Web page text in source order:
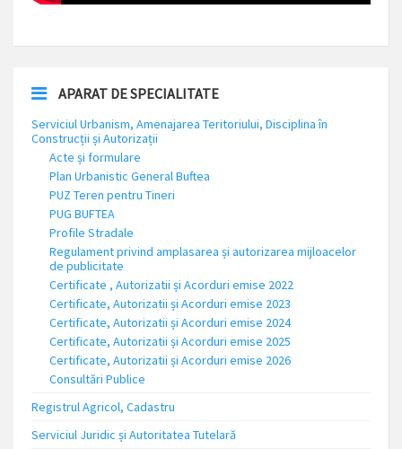
APARAT DE SPECIALITATE
Serviciul Urbanism, Amenajarea Teritoriului, Disciplina în
Construcții și Autorizații
Acte și formulare
Plan Urbanistic General Buftea
PUZ Teren pentru Tineri
PUG BUFTEA
Profile Stradale
Regulament privind amplasarea și autorizarea mijloacelor
de publicitate
Certificate , Autorizatii și Acorduri emise 2022
Certificate, Autorizatii și Acorduri emise 2023
Certificate, Autorizatii și Acorduri emise 2024
Certificate, Autorizatii și Acorduri emise 2025
Certificate, Autorizatii și Acorduri emise 2026
Consultări Publice
Registrul Agricol, Cadastru
Serviciul Juridic și Autoritatea Tutelară